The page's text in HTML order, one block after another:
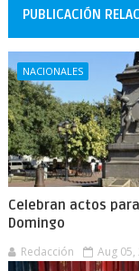
PUBLICACIÓN
NACIONALES
Celebran actos
Domingo
Redacción Aug 05,